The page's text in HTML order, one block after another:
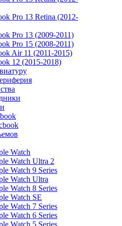
Pro 13 Retina (2012-
Pro 13 (2009-2011)
Pro 15 (2008-2011)
Air 11 (2011-2015)
12 (2015-2018)
Watch
Watch Ultra 2
Watch 9 Series
Watch Ultra
Watch 8 Series
Watch SE
Watch 7 Series
Watch 6 Series
Watch 5 Series